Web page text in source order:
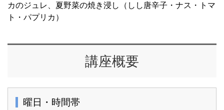
カのジュレ、夏野菜の焼き浸し（しし唐辛子・ナス・トマ
ト・パプリカ）
講座概要
曜日・時間帯